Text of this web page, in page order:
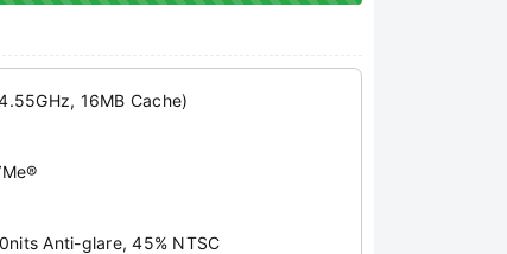
16MB Cache)
Anti-glare, 45% NTSC